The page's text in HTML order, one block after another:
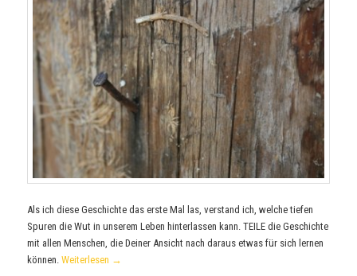
Als ich diese Geschichte das erste Mal las, verstand ich, welche tiefen
Spuren die Wut in unserem Leben hinterlassen kann. TEILE die Geschichte
mit allen Menschen, die Deiner Ansicht nach daraus etwas für sich lernen
können.Weiterlesen →